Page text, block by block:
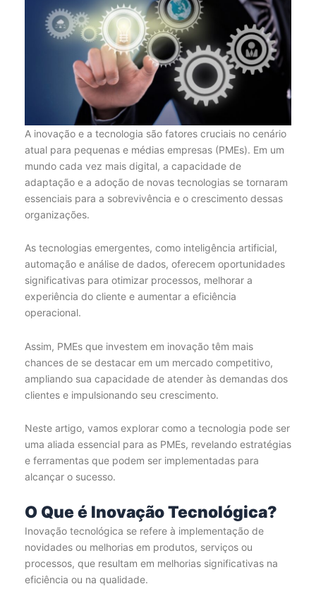
A inovação e a tecnologia são fatores cruciais no cenário
atual para pequenas e médias empresas (PMEs). Em um
mundo cada vez mais digital, a capacidade de
adaptação e a adoção de novas tecnologias se tornaram
essenciais para a sobrevivência e o crescimento dessas
organizações.
As tecnologias emergentes, como inteligência artificial,
automação e análise de dados, oferecem oportunidades
significativas para otimizar processos, melhorar a
experiência do cliente e aumentar a eficiência
operacional.
Assim, PMEs que investem em inovação têm mais
chances de se destacar em um mercado competitivo,
ampliando sua capacidade de atender às demandas dos
clientes e impulsionando seu crescimento.
Neste artigo, vamos explorar como a tecnologia pode ser
uma aliada essencial para as PMEs, revelando estratégias
e ferramentas que podem ser implementadas para
alcançar o sucesso.
O Que é Inovação Tecnológica?
Inovação tecnológica se refere à implementação de
novidades ou melhorias em produtos, serviços ou
processos, que resultam em melhorias significativas na
eficiência ou na qualidade.